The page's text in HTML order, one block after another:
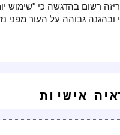
רשום בהדגשה כי "שימוש
ובהגנה גבוהה על העור מפני
אישיות